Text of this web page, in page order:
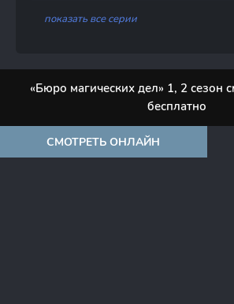
показать все серии
«Бюро магических дел» 1, 2 сезон
бесплатно
СМОТРЕТЬ ОНЛАЙН